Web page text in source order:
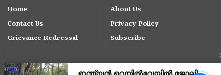
Home
About Us
Contact Us
Privacy Policy
Grievance Redressal
Subscribe